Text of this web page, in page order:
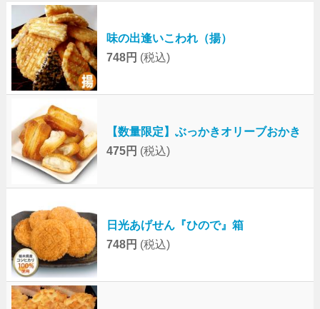
味の出逢いこわれ（揚）
748円 (税込)
【数量限定】ぶっかきオリーブおかき
475円 (税込)
日光あげせん『ひので』箱
748円 (税込)